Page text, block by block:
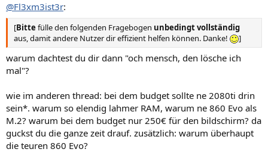
@Fl3xm3ist3r:
[Bitte fülle den folgenden Fragebogen unbedingt vollständig
aus, damit andere Nutzer dir effizient helfen können. Danke!
]
warum dachtest du dir dann "och mensch, den lösche ich
mal"?
wie im anderen thread: bei dem budget sollte ne 2080ti drin
sein*. warum so elendig lahmer RAM, warum ne 860 Evo als
M.2? warum bei dem budget nur 250€ für den bildschirm? da
guckst du die ganze zeit drauf. zusätzlich: warum überhaupt
die teuren 860 Evo?